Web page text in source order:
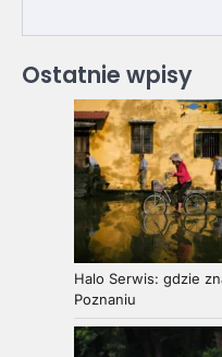
Ostatnie wpisy
Halo Serwis: gdzie
Poznaniu